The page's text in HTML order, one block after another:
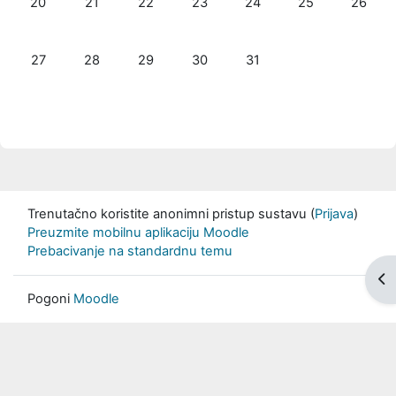
Nema događaja, ponedjeljak, 27. srpnja
27 Nema događaja, utorak, 28. srpnja
28 Nema događaja, srijeda, 29. srpnja
29 Nema događaja, četvrtak, 30.
30 Nema događaja, petak,
31
Trenutačno koristite anonimni pristup sustavu (Prijava)
Preuzmite mobilnu aplikaciju Moodle
Prebacivanje na standardnu temu
Pogoni Moodle